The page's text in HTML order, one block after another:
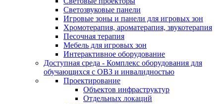
Светозвуковые панели
Игровые зоны и панели для игровых зон
Хромотерапия, ароматерапия, звукотерапия
Песочная терапия
Мебель для игровых зон
Интерактивное оборудование
Доступная среда - Комплекс оборудования для
обучающихся с ОВЗ и инвалидностью
Проектирование
Объектов инфраструктур
Отдельных локаций